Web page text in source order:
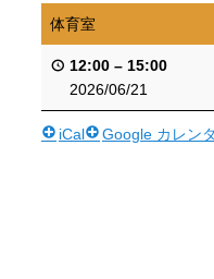
体育室
12:00 – 15:00
2026/06/21
iCal Google カレン